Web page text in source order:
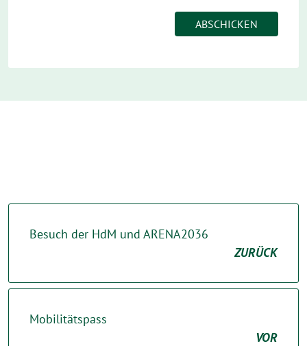
Besuch der HdM und ARENA2036
ZURÜCK
Mobilitätspass
VOR